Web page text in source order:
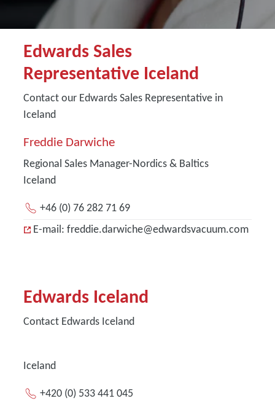
Edwards Sales
Representative Iceland
Contact our Edwards Sales Representative in
Iceland
Freddie Darwiche
Regional Sales Manager-Nordics & Baltics
Iceland
+46 (0) 76 282 71 69
E-mail: freddie.darwiche@edwardsvacuum.com
Edwards Iceland
Contact Edwards Iceland
Iceland
+420 (0) 533 441 045